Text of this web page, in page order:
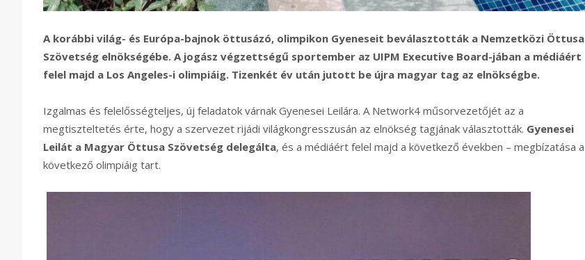
A korábbi világ- és Európa-bajnok öttusázó, olimpikon Gyeneseit beválasztották a Nemzetközi Öttusa
Szövetség elnökségébe. A jogász végzettségű sportember az UIPM Executive Board-jában a médiáért
felel majd a Los Angeles-i olimpiáig. Tizenkét év után jutott be újra magyar tag az elnökségbe.
Izgalmas és felelősségteljes, új feladatok várnak Gyenesei Leilára. A Network4 műsorvezetőjét az a
megtiszteltetés érte, hogy a szervezet rijádi világkongresszusán az elnökség tagjának választották. Gyenesei
Leilát a Magyar Öttusa Szövetség delegálta, és a médiáért felel majd a következő években – megbízatása a
következő olimpiáig tart.